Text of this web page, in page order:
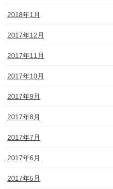
2018年1月
2017年12月
2017年11月
2017年10月
2017年9月
2017年8月
2017年7月
2017年6月
2017年5月